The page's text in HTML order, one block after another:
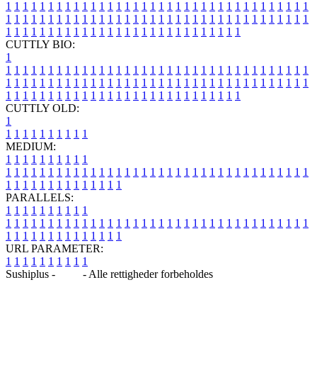
1 1 1 1 1 1 1 1 1 1 1 1 1 1 1 1 1 1 1 1 1 1 1 1 1 1 1 1 1 1 1 1 1 1 1 1
1 1 1 1 1 1 1 1 1 1 1 1 1 1 1 1 1 1 1 1 1 1 1 1 1 1 1 1 1 1 1 1 1 1 1 1
1 1 1 1 1 1 1 1 1 1 1 1 1 1 1 1 1 1 1 1 1 1 1 1 1 1 1 1
CUTTLY BIO:
1
1 1 1 1 1 1 1 1 1 1 1 1 1 1 1 1 1 1 1 1 1 1 1 1 1 1 1 1 1 1 1 1 1 1 1 1
1 1 1 1 1 1 1 1 1 1 1 1 1 1 1 1 1 1 1 1 1 1 1 1 1 1 1 1 1 1 1 1 1 1 1 1
1 1 1 1 1 1 1 1 1 1 1 1 1 1 1 1 1 1 1 1 1 1 1 1 1 1 1 1
CUTTLY OLD:
1
1 1 1 1 1 1 1 1 1 1
MEDIUM:
1 1 1 1 1 1 1 1 1 1
1 1 1 1 1 1 1 1 1 1 1 1 1 1 1 1 1 1 1 1 1 1 1 1 1 1 1 1 1 1 1 1 1 1 1 1
1 1 1 1 1 1 1 1 1 1 1 1 1 1
PARALLELS:
1 1 1 1 1 1 1 1 1 1
1 1 1 1 1 1 1 1 1 1 1 1 1 1 1 1 1 1 1 1 1 1 1 1 1 1 1 1 1 1 1 1 1 1 1 1
1 1 1 1 1 1 1 1 1 1 1 1 1 1
URL PARAMETER:
1 1 1 1 1 1 1 1 1 1
Sushiplus -
- Alle rettigheder forbeholdes